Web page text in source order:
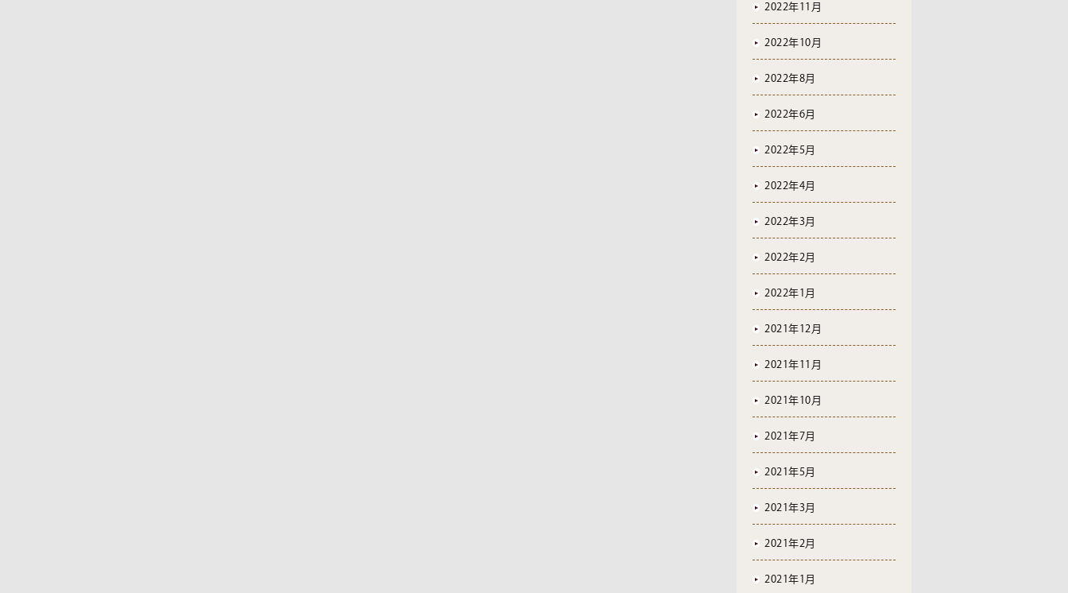
2022年11月
2022年10月
2022年8月
2022年6月
2022年5月
2022年4月
2022年3月
2022年2月
2022年1月
2021年12月
2021年11月
2021年10月
2021年7月
2021年5月
2021年3月
2021年2月
2021年1月